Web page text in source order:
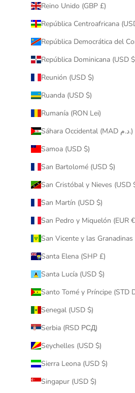
Reino Unido (GBP £)
República Centroafricana
República Democrática del
República Dominicana (USD
Reunión (USD $)
Ruanda (USD $)
Rumanía (RON Lei)
Sáhara Occidental (MAD د.م.)
Samoa (USD $)
San Bartolomé (USD $)
San Cristóbal y Nieves (USD
San Martín (USD $)
San Pedro y Miquelón (EUR
San Vicente y las Granadinas
Santa Elena (SHP £)
Santa Lucía (USD $)
Santo Tomé y Príncipe (STD
Senegal (USD $)
Serbia (RSD РСД)
Seychelles (USD $)
Sierra Leona (USD $)
Singapur (USD $)